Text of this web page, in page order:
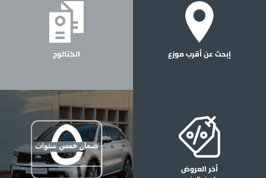
إبحث عن أقرب موزع الكتالوج
أخر العروض